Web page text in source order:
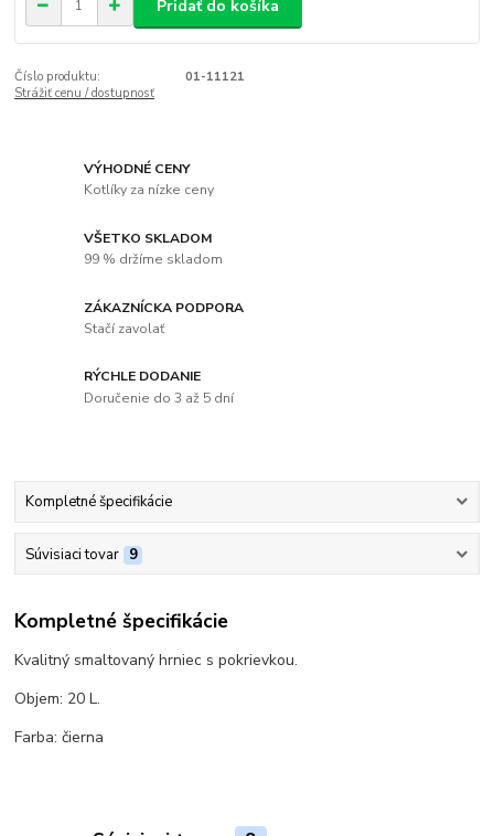
Pridať do košíka
Číslo produktu:
01-11121
Strážiť cenu / dostupnosť
VÝHODNÉ CENY
Kotlíky za nízke ceny
VŠETKO SKLADOM
99 % držíme skladom
ZÁKAZNÍCKA PODPORA
Stačí zavolať
RÝCHLE DODANIE
Doručenie do 3 až 5 dní
Kompletné špecifikácie
Súvisiaci tovar 9
Kompletné špecifikácie
Kvalitný smaltovaný hrniec s pokrievkou.
Objem: 20 L.
Farba: čierna